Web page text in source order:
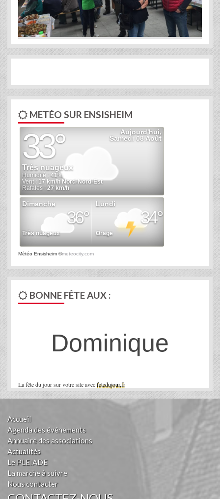
METÉO SUR ENSISHEIM
Météo Ensisheim ©meteocity.com
BONNE FÊTE AUX :
La fête du jour sur votre site avecfetedujour.fr
Dominique
Accueil
Agenda des événements
Annuaire des associations
Actualités
Le PLEIADE
La marche à suivre
Nous contacter